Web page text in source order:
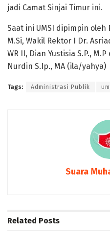
jadi Camat Sinjai Timur ini.
Saat ini UMSI dipimpin oleh
M.Si, Wakil Rektor I Dr.
WR II, Dian Yustisia S.P.,
Nurdin S.Ip., MA (ila/yahya)
Tags: Administrasi Publik
Suara
Related Posts